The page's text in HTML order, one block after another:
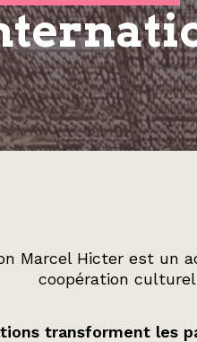
Marcel Hicter est un
coopération
transforment les